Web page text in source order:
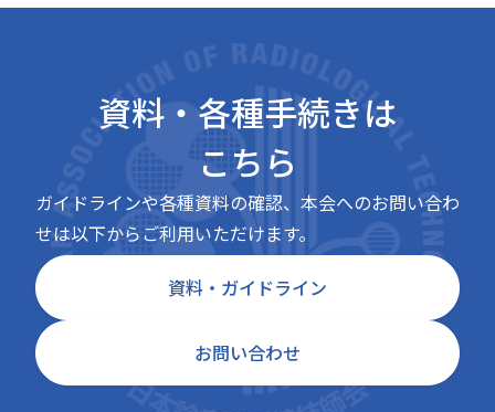
資料・各種手続きは
こちら
ガイドラインや各種資料の確認、本会へのお問い合わ
せは以下からご利用いただけます。
資料・ガイドライン
お問い合わせ